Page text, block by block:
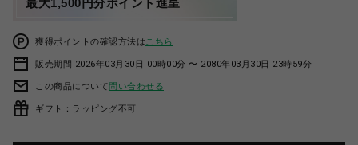
獲得ポイントの確認方法は こちら
販売期間 2026年03月30日 00時00分 〜 2080年03月30日 23時59分
この商品について問い合わせる
ギフト：ラッピング不可